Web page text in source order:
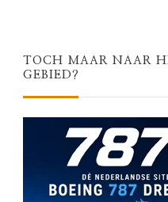
TOCH MAAR NAAR
GEBIED?